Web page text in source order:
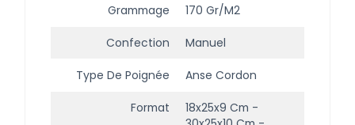
Grammage 170 Gr/m2
Confection Manuel
Type De Poignée Anse Cordon
Format
18x25x9 Cm -